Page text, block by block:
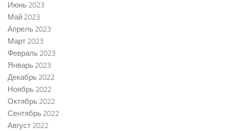
Июнь 2023
Май 2023
Апрель 2023
Март 2023
Февраль 2023
Январь 2023
Декабрь 2022
Ноябрь 2022
Октябрь 2022
Сентябрь 2022
Август 2022